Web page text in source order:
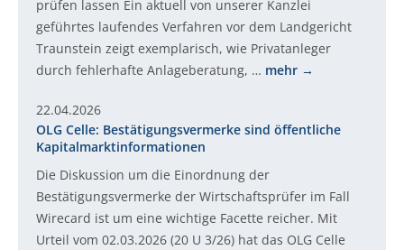
prüfen lassen Ein aktuell von unserer Kanzlei
geführtes laufendes Verfahren vor dem Landgericht
Traunstein zeigt exemplarisch, wie Privatanleger
durch fehlerhafte Anlageberatung, … mehr
22.04.2026
OLG Celle: Bestätigungsvermerke sind öffentliche
Kapitalmarktinformationen
Die Diskussion um die Einordnung der
Bestätigungsvermerke der Wirtschaftsprüfer im Fall
Wirecard ist um eine wichtige Facette reicher. Mit
Urteil vom 02.03.2026 (20 U 3/26) hat das OLG Celle